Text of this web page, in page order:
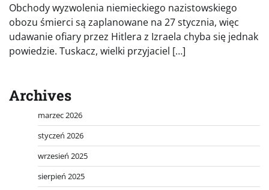
Obchody wyzwolenia niemieckiego nazistowskiego
obozu śmierci są zaplanowane na 27 stycznia, więc
udawanie ofiary przez Hitlera z Izraela chyba się jednak
powiedzie. Tuskacz, wielki przyjaciel […]
Archives
marzec 2026
styczeń 2026
wrzesień 2025
sierpień 2025